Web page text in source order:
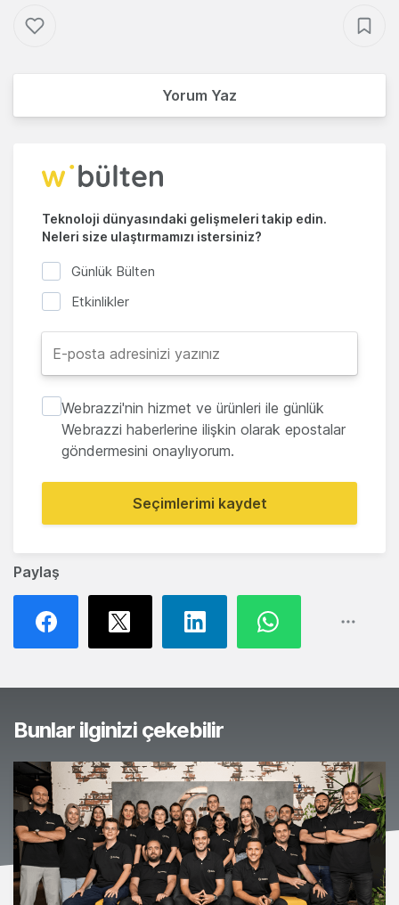
Paylaş
Yorum Yaz
Teknoloji dünyasındaki gelişmeleri takip edin.
Neleri size ulaştırmamızı istersiniz?
Günlük Bülten
Etkinlikler
Webrazzi'nin hizmet ve ürünleri ile günlük
Webrazzi haberlerine ilişkin olarak epostalar
göndermesini onaylıyorum.
Seçimlerimi kaydet
Bunlar ilginizi çekebilir